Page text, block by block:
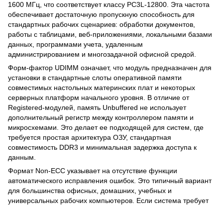
1600 МГц, что соответствует классу PC3L-12800. Эта частота
обеспечивает достаточную пропускную способность для
стандартных рабочих сценариев: обработки документов,
работы с таблицами, веб-приложениями, локальными базами
данных, программами учета, удаленным
администрированием и многозадачной офисной средой.
Форм-фактор UDIMM означает, что модуль предназначен для
установки в стандартные слоты оперативной памяти
совместимых настольных материнских плат и некоторых
серверных платформ начального уровня. В отличие от
Registered-модулей, память Unbuffered не использует
дополнительный регистр между контроллером памяти и
микросхемами. Это делает ее подходящей для систем, где
требуется простая архитектура ОЗУ, стандартная
совместимость DDR3 и минимальная задержка доступа к
данным.
Формат Non-ECC указывает на отсутствие функции
автоматического исправления ошибок. Это типичный вариант
для большинства офисных, домашних, учебных и
универсальных рабочих компьютеров. Если система требует